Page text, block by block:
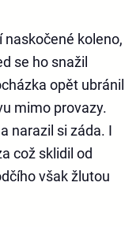
naskočené koleno,
se ho snažil
opět ubránil
mimo provazy.
narazil si záda. I
což sklidil od
však žlutou